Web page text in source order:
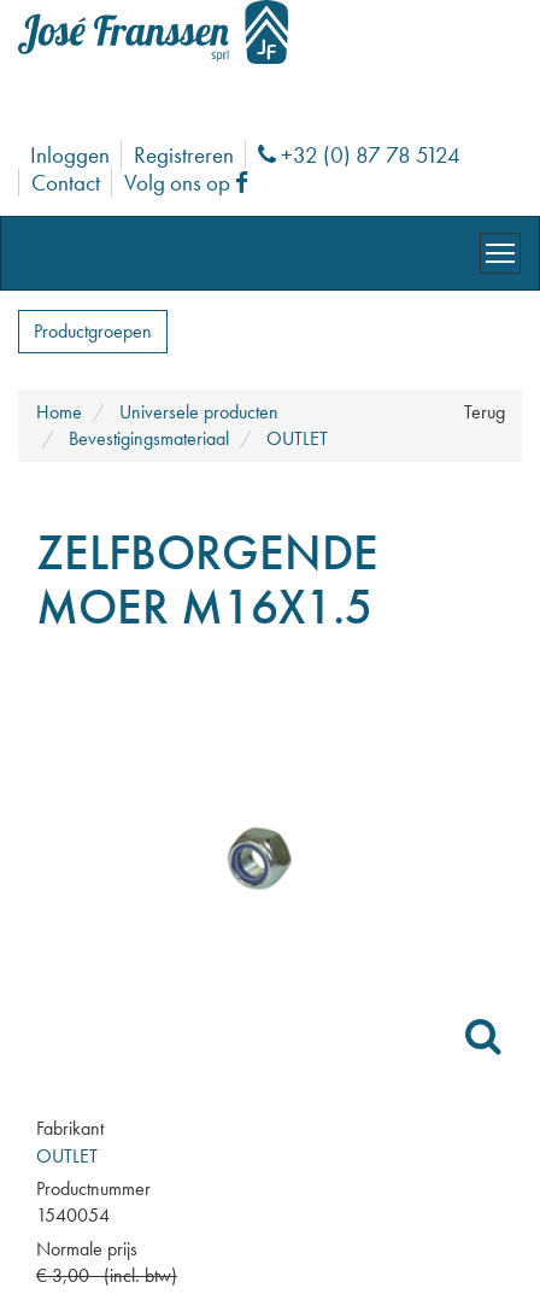
Inloggen Registreren Phone
+32 (0) 87 78 5124
Contact
Volg ons op Facebook
Productgroepen
Terug
Home
Universele producten
Bevestigingsmateriaal
OUTLET
ZELFBORGENDE
MOER M16X1.5
Fabrikant
OUTLET
Productnummer
1540054
Normale prijs
€3,00 (incl. btw)